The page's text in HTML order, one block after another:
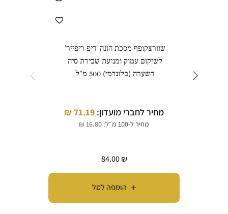
הוספה לסל
שוורצקופף מסכת הזנה 'דיפ ריפייר'
לשיקום עמוק ומניעת שבירת סיה
השערה (בלונדמי) 500 מ"ל
מחיר לחברי מועדון: 71.19
₪
מחיר ל-100 מ״ל: 16.80
₪
84.00₪